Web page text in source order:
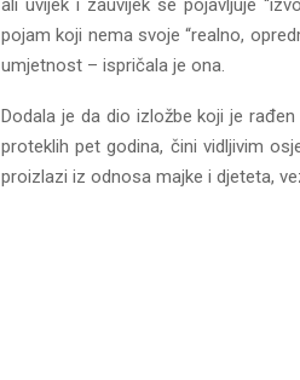
ali uvijek i zauvijek se pojavljuje
pojam koji nema svoje “realno,
umjetnost – ispričala je ona.
Dodala je da dio izložbe koji je
proteklih pet godina, čini vidljivim
proizlazi iz odnosa majke i djeteta,